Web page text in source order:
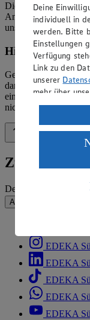
Die verantwortliche
unserer Märkte finden
Hinweis zum
Gemäß § 36
darauf hin, dass wir
einer
nicht verpflichtet sind.
Zum
Deine E-Mail-
Absenden
EDEKA
EDEKA
EDEKA
EDEKA
EDEKA
Deine
individuell in
werden. Bitte
Einstellungen
Verfügung
Link zu den
unserer
mehr über
Verarbeitung
USA durch
Wenn du auf
des Art. 49
Daten in den
die USA als
Standards
Es besteht
Informationen
imImpressum